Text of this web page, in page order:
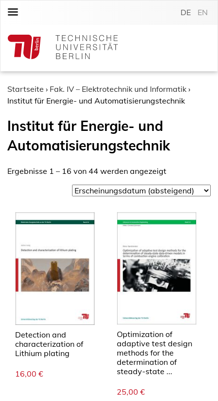
c
DE EN
Startseite › Fak. IV – Elektrotechnik und Informatik ›
Institut für Energie- und Automatisierungstechnik
Institut für Energie- und
Automatisierungstechnik
Ergebnisse 1 – 16 von 44 werden angezeigt
Detection and
characterization of
Lithium plating
16,00 €
Optimization of
adaptive test design
methods for the
determination of
steady-state ...
25,00 €